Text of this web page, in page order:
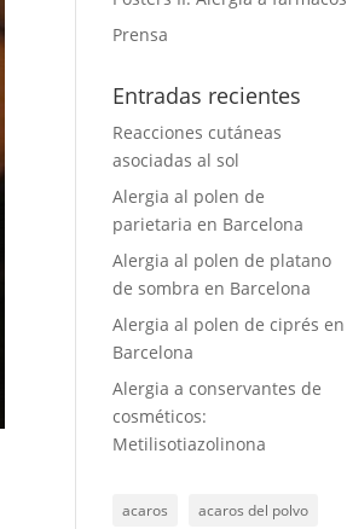
Prensa
Entradas recientes
Reacciones cutáneas
asociadas al sol
Alergia al polen de
parietaria en Barcelona
Alergia al polen de platano
de sombra en Barcelona
Alergia al polen de ciprés en
Barcelona
Alergia a conservantes de
cosméticos:
Metilisotiazolinona
acaros
acaros del polvo